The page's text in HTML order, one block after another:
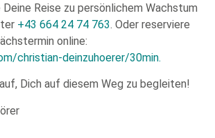
Reise zu persönlichem Wachstum
+43 664 24 74 763. Oder reserviere
online:
christian-deinzuhoerer/30min.
Dich auf diesem Weg zu begleiten!